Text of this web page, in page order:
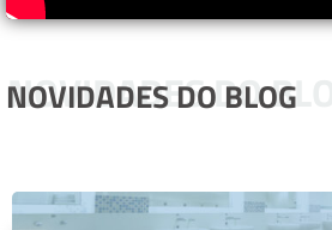
NOVIDADES DO BLOG
NOVIDADES DO BLOG